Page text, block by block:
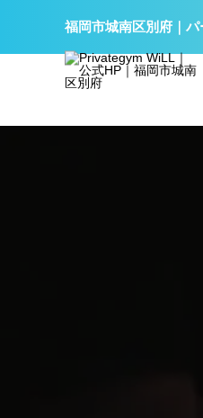
福岡市城南区別府｜